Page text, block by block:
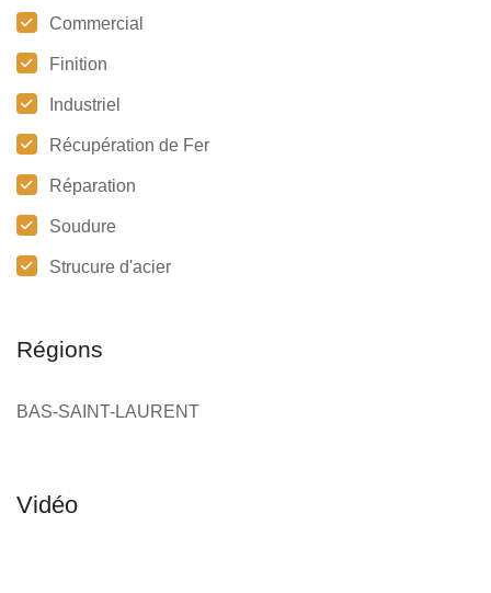
Commercial
Finition
Industriel
Récupération de Fer
Réparation
Soudure
Strucure d'acier
Régions
BAS-SAINT-LAURENT